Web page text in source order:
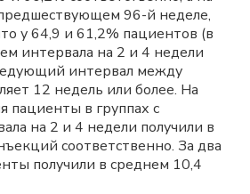
96-й неделе,
у 64,9 и 61,2% пациентов (в
интервала на 2 и 4 недели
интервал между
12 недель или более. На
пациенты в группах с
на 2 и 4 недели получили в
соответственно. За два
получили в среднем 10,4